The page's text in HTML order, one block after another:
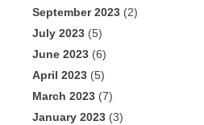
September 2023 (2)
July 2023 (5)
June 2023 (6)
April 2023 (5)
March 2023 (7)
January 2023 (3)